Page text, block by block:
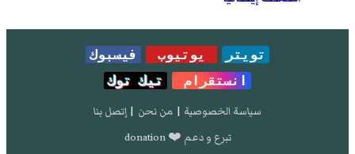
تويتر يوتيوب
فيسبوك
انستقرام
تيك توك
سياسة الخصوصية | من نحن | إتصل بنا
تبرع و دعم ❤️ donation